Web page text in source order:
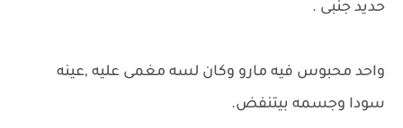
حديد جنبى .
واحد محبوس فيه مارو وكان لسه مغمى عليه ,عينه
سودا وجسمه بيتنفض.